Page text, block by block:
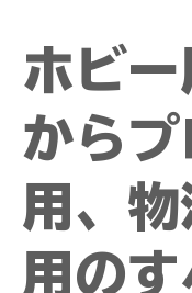
ホビ
から
用、
用の